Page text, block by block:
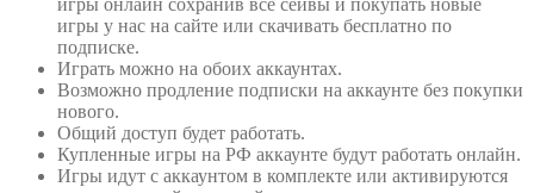
игры онлайн сохранив все сейвы и покупать новые
игры у нас на сайте или скачивать бесплатно по
подписке.
Играть можно на обоих аккаунтах.
Возможно продление подписки на аккаунте без покупки
нового.
Общий доступ будет работать.
Купленные игры на РФ аккаунте будут работать онлайн.
Игры идут с аккаунтом в комплекте или активируются